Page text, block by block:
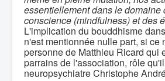
essentiellement dans le domaine
conscience (mindfulness) et des
L'implication du bouddhisme
n'est mentionnée nulle part, si ce
personne de Matthieu Ricard qui
parrains de l'association, rôle
neuropsychiatre Christophe